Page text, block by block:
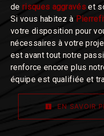
de risques aggravés et
Si vous habitez à
votre disposition pour
nécessaires à votre
est avant tout notre
renforce encore plus
équipe est qualifiée et
EN SAVOIR